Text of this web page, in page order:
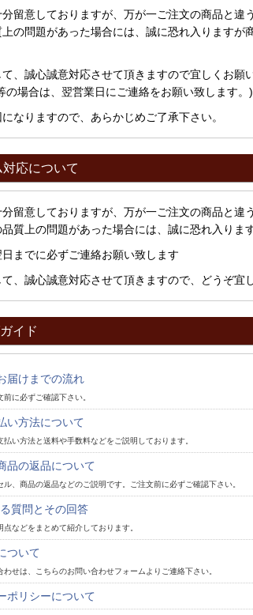
留意しておりますが、万が一ご注文の商品と違
の問題があった場合には、誠に恐れ入りますが
、誠心誠意対応させて頂きますので宜しくお願
の場合は、翌営業日にご連絡をお願い致します。
になりますので、あらかじめご了承下さい。
応について
留意しておりますが、万が一ご注文の商品と違
質上の問題があった場合には、誠に恐れ入りま
までに必ずご連絡お願い致します
、誠心誠意対応させて頂きますので、どうぞ宜
イド
届けまでの流れ
に必ずご確認下さい。
い方法について
払い方法と送料や手数料などをご説明しております。
品の返品について
ル、商品の返品などのご説明です。ご注文前に必ずご確認下さい。
質問とその回答
点などをまとめて紹介しております。
ついて
わせは、こちらのお問い合わせフォームよりご連絡下さい。
ポリシーについて